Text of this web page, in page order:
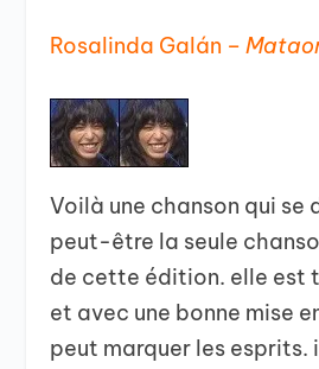
Rosalinda Galán –
Voilà une chanson qui se
peut-être la seule
de cette édition. elle est
et avec une bonne mise
peut marquer les